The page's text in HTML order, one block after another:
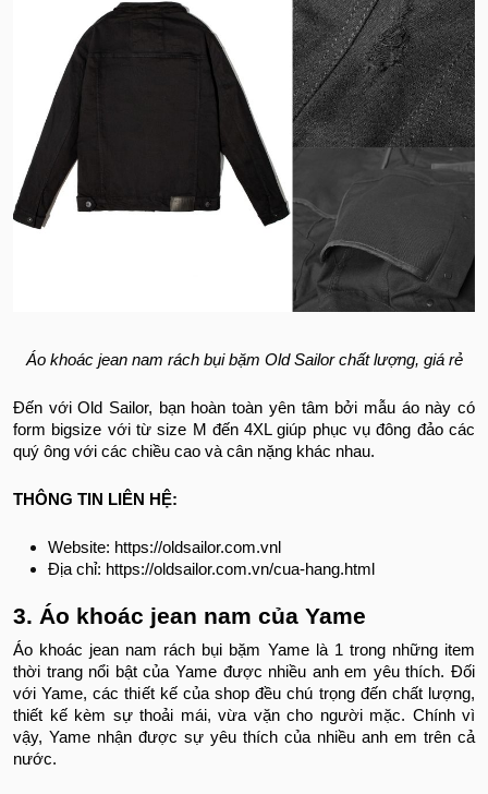
Áo khoác jean nam rách bụi bặm Old Sailor chất lượng, giá rẻ
Đến với Old Sailor, bạn hoàn toàn yên tâm bởi mẫu áo này có
form bigsize với từ size M đến 4XL giúp phục vụ đông đảo các
quý ông với các chiều cao và cân nặng khác nhau.
THÔNG TIN LIÊN HỆ:
Website: https://oldsailor.com.vnl
Địa chỉ: https://oldsailor.com.vn/cua-hang.html
3. Áo khoác jean nam của Yame
Áo khoác jean nam rách bụi bặm Yame là 1 trong những item
thời trang nổi bật của Yame được nhiều anh em yêu thích. Đối
với Yame, các thiết kế của shop đều chú trọng đến chất lượng,
thiết kế kèm sự thoải mái, vừa vặn cho người mặc. Chính vì
vậy, Yame nhận được sự yêu thích của nhiều anh em trên cả
nước.